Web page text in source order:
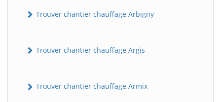
Trouver chantier chauffage Arbigny
Trouver chantier chauffage Argis
Trouver chantier chauffage Armix